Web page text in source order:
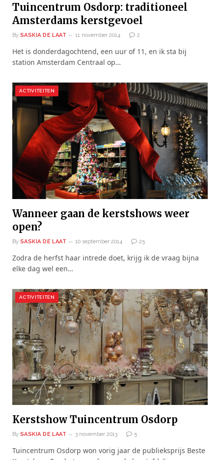
Tuincentrum Osdorp: traditioneel
Amsterdams kerstgevoel
By SASKIA DE LAAT 11 november 2014 2
Het is donderdagochtend, een uur of 11, en ik sta bij
station Amsterdam Centraal op…
ACTIVITEITEN
Wanneer gaan de kerstshows weer
open?
By SASKIA DE LAAT 10 september 2014 25
Zodra de herfst haar intrede doet, krijg ik de vraag bijna
elke dag wel een…
ACTIVITEITEN
Kerstshow Tuincentrum Osdorp
By SASKIA DE LAAT 3 november 2013 5
Tuincentrum Osdorp won vorig jaar de publieksprijs Beste